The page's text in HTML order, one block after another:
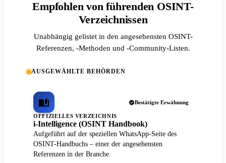
Empfohlen von führenden OSINT-
Verzeichnissen
Unabhängig gelistet in den angesehensten OSINT-
Referenzen, -Methoden und -Community-Listen.
AUSGEWÄHLTE BEHÖRDEN
Bestätigte Erwähnung
OFFIZIELLES VERZEICHNIS
i-Intelligence (OSINT Handbook)
Aufgeführt auf der speziellen WhatsApp-Seite des
OSINT-Handbuchs – einer der angesehensten
Referenzen in der Branche.